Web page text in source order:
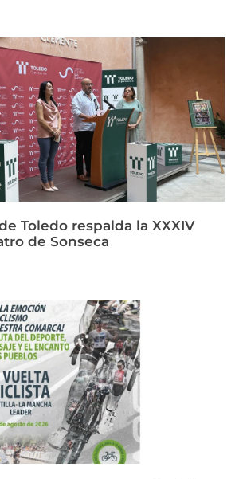
Toledo respalda la XXXIV
de Sonseca